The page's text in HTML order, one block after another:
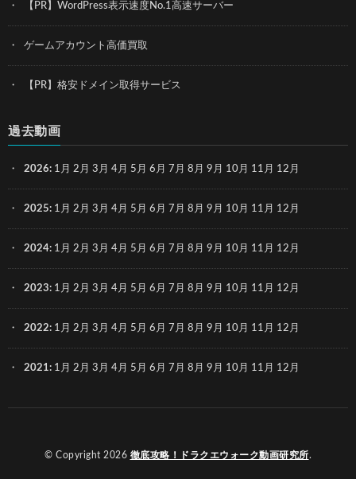
【PR】WordPress表示速度No.1高速サーバー
ゲームアカウント高価買取
【PR】格安ドメイン取得サービス
過去動画
2026: 1月 2月 3月 4月 5月 6月 7月 8月 9月 10月 11月 12月
2025: 1月 2月 3月 4月 5月 6月 7月 8月 9月 10月 11月 12月
2024: 1月 2月 3月 4月 5月 6月 7月 8月 9月 10月 11月 12月
2023: 1月 2月 3月 4月 5月 6月 7月 8月 9月 10月 11月 12月
2022: 1月 2月 3月 4月 5月 6月 7月 8月 9月 10月 11月 12月
2021: 1月 2月 3月 4月 5月 6月 7月 8月 9月 10月 11月 12月
© Copyright 2026 徹底攻略！ドラクエウォーク動画研究所.